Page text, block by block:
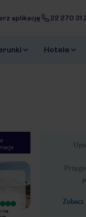
aplikację 22 270 31
Hotele
1/37
na